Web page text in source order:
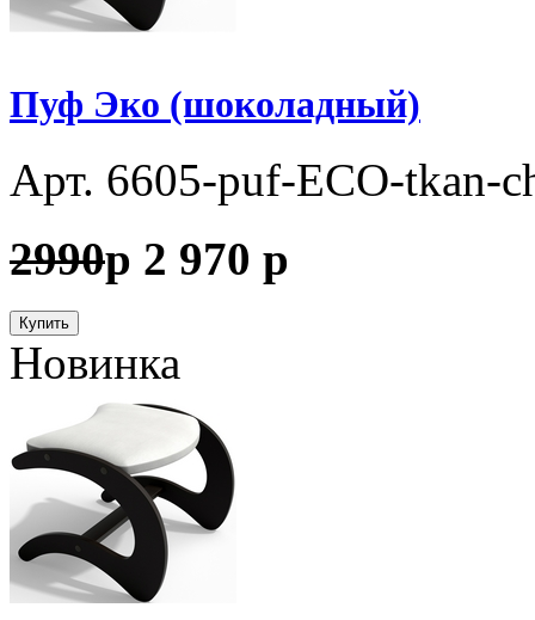
Пуф Эко (шоколадный)
Арт. 6605-puf-ECO-tkan-
2990p 2 970 p
Купить
Новинка